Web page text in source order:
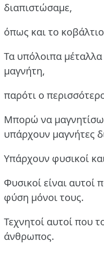
διαπιστώσαμε,
όπως και το κοβάλτιο
Τα υπόλοιπα
μαγνήτη,
παρότι ο
Μπορώ να μαγνητίσω
υπάρχουν μαγνήτες
Yπάρχουν φυσικοί
Φυσικοί είναι
φύση μόνοι τους.
Τεχνητοί αυτοί που
άνθρωπος.